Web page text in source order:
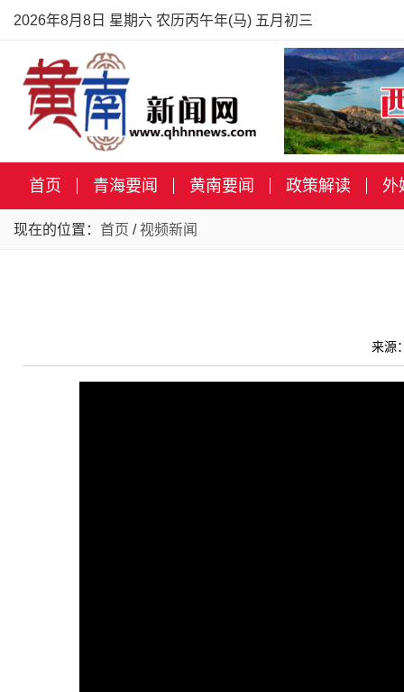
2026年8月8日 星期六 农历丙午年(马) 五月初三
首页 青海要闻 黄南要闻 政策解读 外
现在的位置： 首页 / 视频新闻
来源